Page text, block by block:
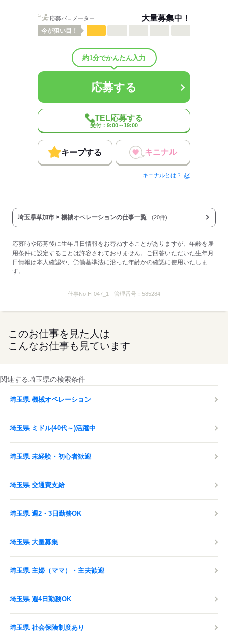
応募バロメーター 大量募集中！
今が狙い目！
約1分でかんたん入力
応募する
TEL応募する
受付：9:00～19:00
キープする キニナル
キニナルとは？
埼玉県草加市 × 機械オペレーションの仕事一覧 (20件)
応募時や応募後に生年月日情報をお尋ねすることがありますが、年齢を雇
用条件に設定することは許容されておりません。ご回答いただいた生年月
日情報は本人確認や、労働基準法に沿った年齢かの確認に使用いたしま
す。
仕事No. H-047_1 管理番号： 585284
このお仕事を見た人は
こんなお仕事も見ています
関連する埼玉県の検索条件
埼玉県 機械オペレーション
埼玉県 ミドル(40代～)活躍中
埼玉県 未経験・初心者歓迎
埼玉県 交通費支給
埼玉県 週2・3日勤務OK
埼玉県 大量募集
埼玉県 主婦（ママ）・主夫歓迎
埼玉県 週4日勤務OK
埼玉県 社会保険制度あり